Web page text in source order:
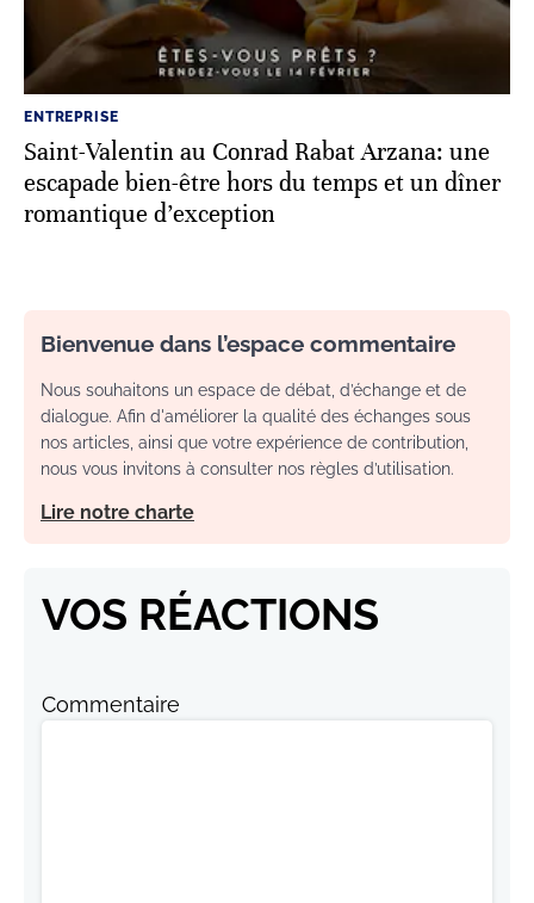
ENTREPRISE
Saint-Valentin au Conrad Rabat Arzana: une
escapade bien-être hors du temps et un dîner
romantique d’exception
Bienvenue dans l’espace commentaire
Nous souhaitons un espace de débat, d’échange et de
dialogue. Afin d'améliorer la qualité des échanges sous
nos articles, ainsi que votre expérience de contribution,
nous vous invitons à consulter nos règles d’utilisation.
Lire notre charte
VOS RÉACTIONS
Commentaire